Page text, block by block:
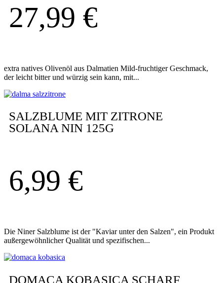
27,99 €
extra natives Olivenöl aus Dalmatien Mild-fruchtiger Geschmack,
der leicht bitter und würzig sein kann, mit...
SALZBLUME MIT ZITRONE
SOLANA NIN 125G
6,99 €
Die Niner Salzblume ist der "Kaviar unter den Salzen", ein Produkt
außergewöhnlicher Qualität und spezifischen...
DOMACA KOBASICA SCHARF